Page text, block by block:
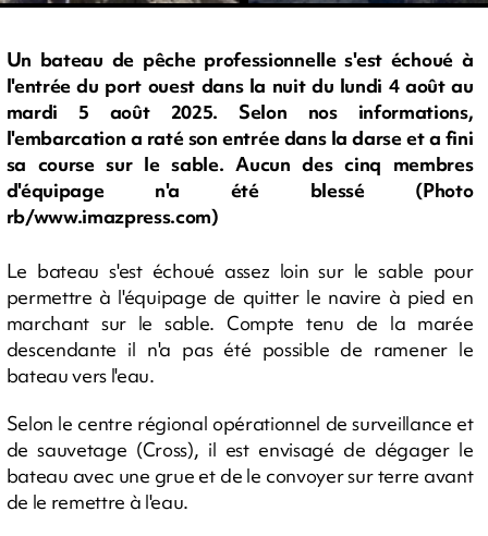
Un bateau de pêche professionnelle s'est échoué à
l'entrée du port ouest dans la nuit du lundi 4 août au
mardi 5 août 2025. Selon nos informations,
l'embarcation a raté son entrée dans la darse et a fini
sa course sur le sable. Aucun des cinq membres
d'équipage n'a été blessé (Photo
rb/www.imazpress.com)
Le bateau s'est échoué assez loin sur le sable pour
permettre à l'équipage de quitter le navire à pied en
marchant sur le sable. Compte tenu de la marée
descendante il n'a pas été possible de ramener le
bateau vers l'eau.
Selon le centre régional opérationnel de surveillance et
de sauvetage (Cross), il est envisagé de dégager le
bateau avec une grue et de le convoyer sur terre avant
de le remettre à l'eau.